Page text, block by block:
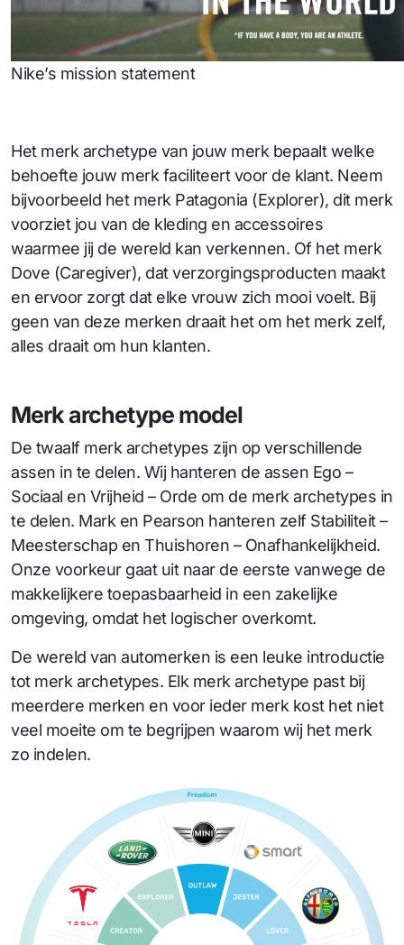
Nike’s mission statement
Het merk archetype van jouw merk bepaalt welke
behoefte jouw merk faciliteert voor de klant. Neem
bijvoorbeeld het merk Patagonia (Explorer), dit merk
voorziet jou van de kleding en accessoires
waarmee jij de wereld kan verkennen. Of het merk
Dove (Caregiver), dat verzorgingsproducten maakt
en ervoor zorgt dat elke vrouw zich mooi voelt. Bij
geen van deze merken draait het om het merk zelf,
alles draait om hun klanten.
Merk archetype model
De twaalf merk archetypes zijn op verschillende
assen in te delen. Wij hanteren de assen Ego –
Sociaal en Vrijheid – Orde om de merk archetypes in
te delen. Mark en Pearson hanteren zelf Stabiliteit –
Meesterschap en Thuishoren – Onafhankelijkheid.
Onze voorkeur gaat uit naar de eerste vanwege de
makkelijkere toepasbaarheid in een zakelijke
omgeving, omdat het logischer overkomt.
De wereld van automerken is een leuke introductie
tot merk archetypes. Elk merk archetype past bij
meerdere merken en voor ieder merk kost het niet
veel moeite om te begrijpen waarom wij het merk
zo indelen.